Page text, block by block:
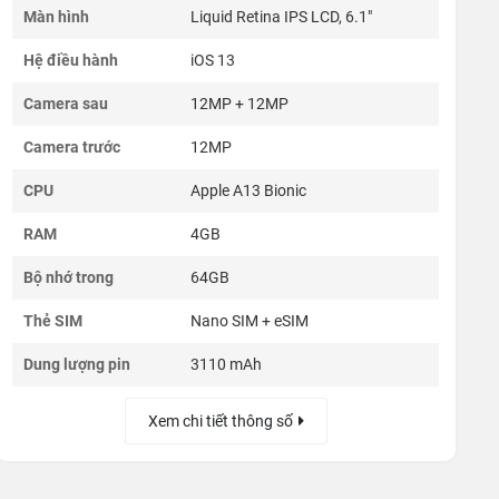
Màn hình Liquid Retina IPS LCD, 6.1"
Hệ điều hành iOS 13
Camera sau 12MP + 12MP
Camera trước 12MP
CPU Apple A13 Bionic
RAM 4GB
Bộ nhớ trong 64GB
Thẻ SIM Nano SIM + eSIM
Dung lượng pin 3110 mAh
Xem chi tiết thông số